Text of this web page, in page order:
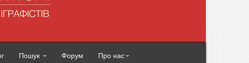
Пошук Форум Про нас